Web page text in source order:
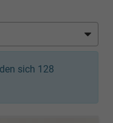
sich 128